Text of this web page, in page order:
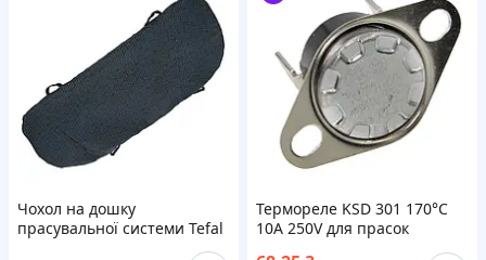
Чохол на дошку
прасувальної системи Tefal
Термореле KSD 301 170°C
10A 250V для прасок